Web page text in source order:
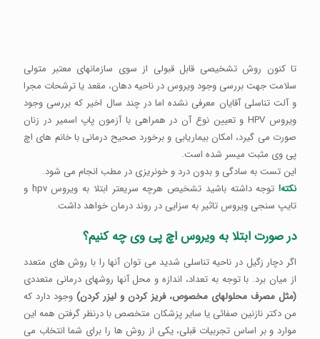
تا کنون روش تشخیصی قابل قبولی از سوی سازمانهای معتبر متولی
سلامت جهت بررسی وجود ویروس در ناحیه دهان، مقعد یا ترشحات مجرا
و آلت تناسلی آقایان معرفی نشده اما در چند سال اخیر که بررسی وجود
ویروس HPV و تعیین نوع آن در همراهی با آزمون پاپ اسمیر در زنان
صورت می گیرد، امکان بیماریابی و برخورد صحیح درمانی با خانم های اچ
پی وی مثبت میسر شده است.
این تست به سادگی و بدون درد و خونریزی در مطب انجام می شود.
نکته!
توجه داشته باشید تشخیص هرچه سریعتر ابتلا به ویروس hpv و
تایپ سنجی ویروس تاثیر به سزایی در روند درمان خواهد داشت.
در صورت ابتلا به ویروس اچ پی وی چه کنیم؟
اگر دچار زگیل در ناحیه تناسلی شدید می توان آنها را با روش های متعدد
از میان برد. با توجه به تعداد، اندازه و محل آنها روشهای درمانی متعددی
(مثل مصرف محلولهای مخصوص، فریز کردن و لیزر کردن) وجود دارد که
من دکتر نازنین صفائی یا سایر پزشکان متخصص با درنظر گرفتن همه این
موارد و بر اساس تجربیات قبلی، یکی از روش ها را برای شما انتخاب می